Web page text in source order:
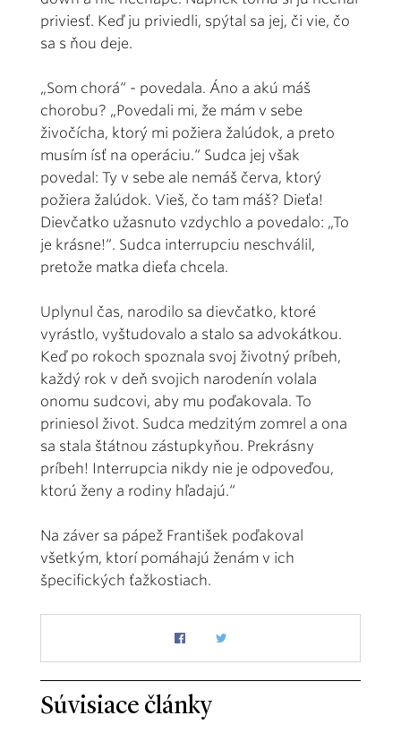
priviesť. Keď ju priviedli, spýtal sa jej, či vie, čo
sa s ňou deje.
„Som chorá“ - povedala. Áno a akú máš
chorobu? „Povedali mi, že mám v sebe
živočícha, ktorý mi požiera žalúdok, a preto
musím ísť na operáciu.“ Sudca jej však
povedal: Ty v sebe ale nemáš červa, ktorý
požiera žalúdok. Vieš, čo tam máš? Dieťa!
Dievčatko užasnuto vzdychlo a povedalo: „To
je krásne!“. Sudca interrupciu neschválil,
pretože matka dieťa chcela.
Uplynul čas, narodilo sa dievčatko, ktoré
vyrástlo, vyštudovalo a stalo sa advokátkou.
Keď po rokoch spoznala svoj životný príbeh,
každý rok v deň svojich narodenín volala
onomu sudcovi, aby mu poďakovala. To
priniesol život. Sudca medzitým zomrel a ona
sa stala štátnou zástupkyňou. Prekrásny
príbeh! Interrupcia nikdy nie je odpoveďou,
ktorú ženy a rodiny hľadajú.“
Na záver sa pápež František poďakoval
všetkým, ktorí pomáhajú ženám v ich
špecifických ťažkostiach.
Súvisiace články